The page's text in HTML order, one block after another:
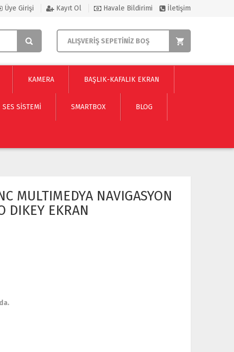
Üye Girişi Kayıt Ol Havale Bildirimi İletişim
ALIŞVERİŞ SEPETİNİZ BOŞ
KAMERA BAŞLIK-KAFALIK EKRAN
SES SISTEMI SMARTBOX BLOG
MULTIMEDYA NAVIGASYON
DIKEY EKRAN